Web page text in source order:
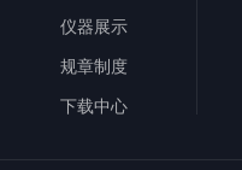
仪器展示
规章制度
下载中心